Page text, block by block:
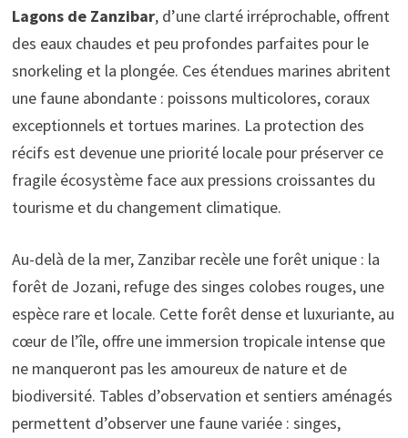
Lagons de Zanzibar, d’une clarté irréprochable, offrent
des eaux chaudes et peu profondes parfaites pour le
snorkeling et la plongée. Ces étendues marines abritent
une faune abondante : poissons multicolores, coraux
exceptionnels et tortues marines. La protection des
récifs est devenue une priorité locale pour préserver ce
fragile écosystème face aux pressions croissantes du
tourisme et du changement climatique.
Au-delà de la mer, Zanzibar recèle une forêt unique : la
forêt de Jozani, refuge des singes colobes rouges, une
espèce rare et locale. Cette forêt dense et luxuriante, au
cœur de l’île, offre une immersion tropicale intense que
ne manqueront pas les amoureux de nature et de
biodiversité. Tables d’observation et sentiers aménagés
permettent d’observer une faune variée : singes,